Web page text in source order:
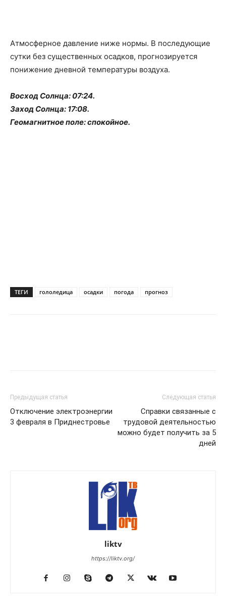
Атмосферное давление ниже нормы. В последующие
сутки без существенных осадков, прогнозируется
понижение дневной температуры воздуха.
Восход Солнца: 07:24.
Заход Солнца: 17:08.
Геомагнитное поле: спокойное.
ТЕГИ гололедица осадки погода прогноз
Предыдущая статья
Отключение электроэнергии
3 февраля в Приднестровье
Следующая статья
Справки связанные с
трудовой деятельностью
можно будет получить за 5
дней
liktv
https://liktv.org/